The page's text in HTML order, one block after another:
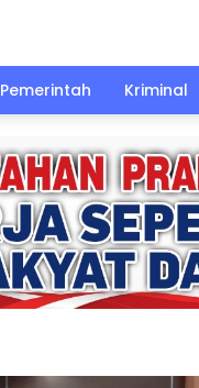
Pemerintah Kriminal